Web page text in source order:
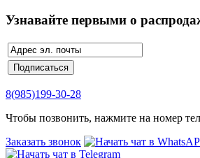
Узнавайте первыми о
8(985)199-30-28
Чтобы позвонить, нажмите на номер
Заказать звонок